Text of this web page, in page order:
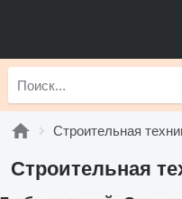
Строительная
Строительная